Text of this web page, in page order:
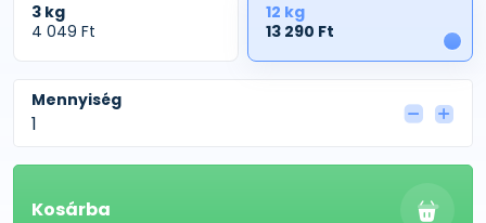
3 kg
4 049 Ft
1
12 kg
13 290 Ft
Mennyiség
Kosárba